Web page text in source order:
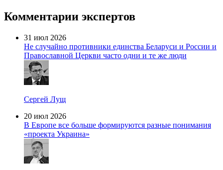
Комментарии экспертов
31 июл 2026
Не случайно противники единства Беларуси и России и
Православной Церкви часто одни и те же люди
Сергей Лущ
20 июл 2026
В Европе все больше формируются разные понимания
«проекта Украина»